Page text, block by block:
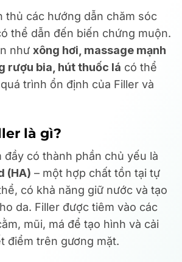
thủ các hướng dẫn chăm sóc
thể dẫn đến biến chứng muộn.
như xông hơi, massage mạnh
rượu bia, hút thuốc lá có thể
trình ổn định của Filler và
là gì?
đầy có thành phần chủ yếu là
(HA) – một hợp chất tồn tại tự
có khả năng giữ nước và tạo
da. Filler được tiêm vào các
mũi, má để tạo hình và cải
điểm trên gương mặt.